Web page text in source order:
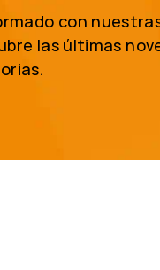
con
las últimas